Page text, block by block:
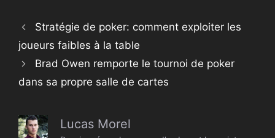
Stratégie de poker: comment exploiter les
joueurs faibles à la table
Brad Owen remporte le tournoi de poker
dans sa propre salle de cartes
Lucas Morel